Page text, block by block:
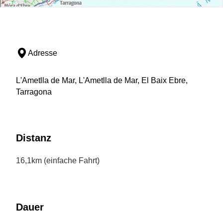
Adresse
L'Ametlla de Mar, L'Ametlla de Mar, El Baix Ebre,
Tarragona
Distanz
16,1km (einfache Fahrt)
Dauer